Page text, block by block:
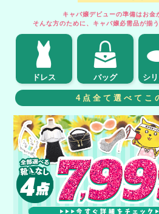
キャバ嬢デビューの準備はお金
そんな方のために、キャバ嬢必需品が揃
ドレス バッグ シ
4点全て選べてこ